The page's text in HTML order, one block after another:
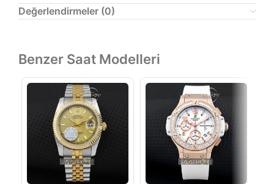
Değerlendirmeler (0)
Benzer Saat Modelleri